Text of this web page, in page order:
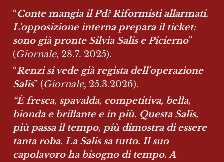
“Conte mangia il Pd? Riformisti allarmati.
L’opposizione interna prepara il ticket:
sono già pronte Silvia Salis e Picierno”
(Giornale, 28.7. 2025).
“Renzi si vede già regista dell’operazione
Salis” (Giornale, 25.3.2026).
“È fresca, spavalda, competitiva, bella,
bionda e brillante e in più. Questa Salis,
più passa il tempo, più dimostra di essere
tanta roba. La Salis sa tutto. Il suo
capolavoro ha bisogno di tempo. A